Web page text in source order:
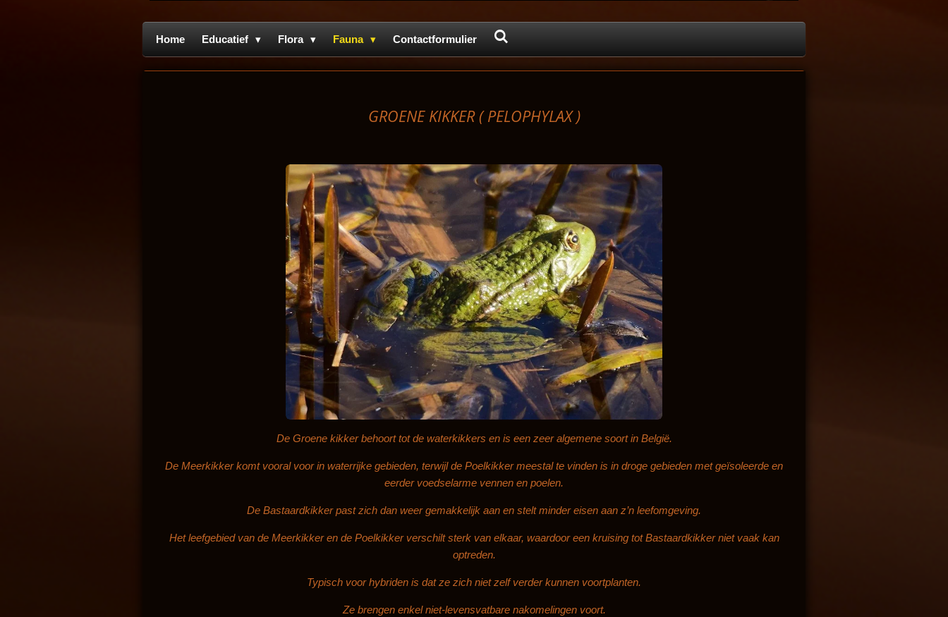
Home Educatief Flora Fauna Contactformulier
GROENE KIKKER (PELOPHYLAX )
De Groene kikker behoort tot de waterkikkers en is een zeer algemene soort in België.
De Meerkikker komt vooral voor in waterrijke gebieden, terwijl de Poelkikker meestal te vinden is in droge gebieden met geïsoleerde en
eerder voedselarme vennen en poelen.
De Bastaardkikker past zich dan weer gemakkelijk aan en stelt minder eisen aan z’n leefomgeving.
Het leefgebied van de Meerkikker en de Poelkikker verschilt sterk van elkaar, waardoor een kruising tot Bastaardkikker niet vaak kan
optreden.
Typisch voor hybriden is dat ze zich niet zelf verder kunnen voortplanten.
Ze brengen enkel niet-levensvatbare nakomelingen voort.